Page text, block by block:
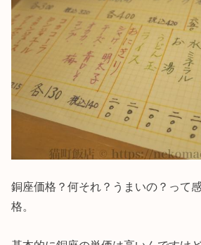
銅座価格？何それ？うまいの？って
格。